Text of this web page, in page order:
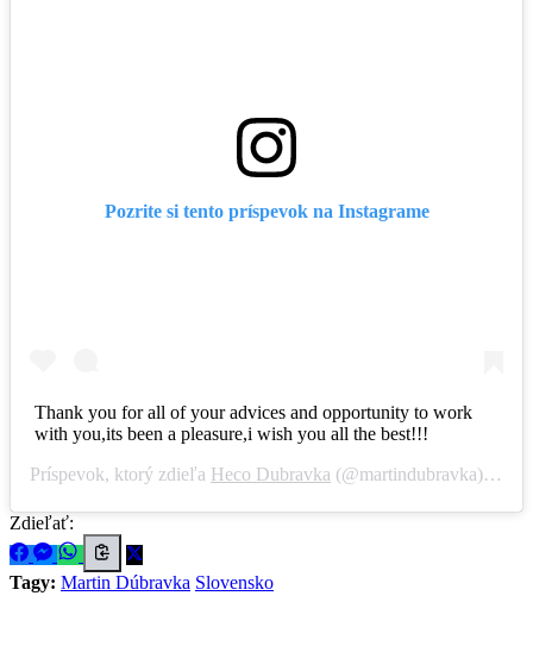
Pozrite si tento príspevok na Instagrame
Thank you for all of your advices and opportunity to work
with you,its been a pleasure,i wish you all the best!!!
Príspevok, ktorý zdieľa Heco Dubravka (@martindubravka), 24
Zdieľať:
Tagy: Martin Dúbravka Slovensko